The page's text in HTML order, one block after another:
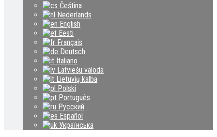
Čeština‎
Nederlands
English
Eesti
Français
Deutsch
Italiano
Latviešu valoda
Lietuvių kalba
Polski
Português
Русский
Español
Українська